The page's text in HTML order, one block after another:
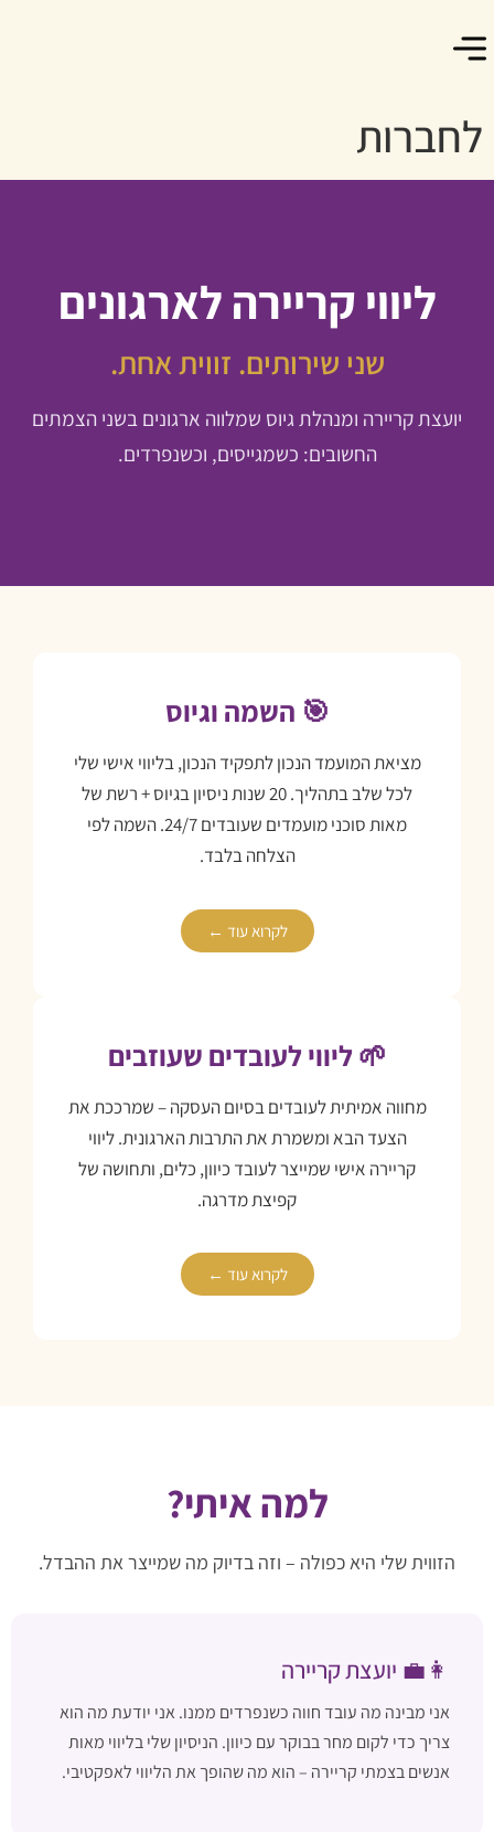
לחברות
ליווי קריירה לארגונים
שני שירותים. זווית אחת.
יועצת קריירה ומנהלת גיוס שמלווה ארגונים בשני הצמתים
החשובים: כשמגייסים, וכשנפרדים.
🎯 השמה וגיוס
מציאת המועמד הנכון לתפקיד הנכון, בליווי אישי שלי
לכל שלב בתהליך. 20 שנות ניסיון בגיוס + רשת של
מאות סוכני מועמדים שעובדים 24/7. השמה לפי
הצלחה בלבד.
לקרוא עוד ←
🌱 ליווי לעובדים שעוזבים
מחווה אמיתית לעובדים בסיום העסקה – שמרככת את
הצעד הבא ומשמרת את התרבות הארגונית. ליווי
קריירה אישי שמייצר לעובד כיוון, כלים, ותחושה של
קפיצת מדרגה.
לקרוא עוד ←
למה איתי?
הזווית שלי היא כפולה – וזה בדיוק מה שמייצר את ההבדל.
👩‍💼 יועצת קריירה
אני מבינה מה עובד חווה כשנפרדים ממנו. אני יודעת מה הוא
צריך כדי לקום מחר בבוקר עם כיוון. הניסיון שלי בליווי מאות
אנשים בצמתי קריירה – הוא מה שהופך את הליווי לאפקטיבי.